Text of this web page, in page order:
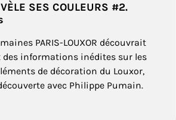
SES COULEURS #2.
PARIS-LOUXOR découvrait
des informations inédites sur les
de décoration du Louxor,
avec Philippe Pumain.